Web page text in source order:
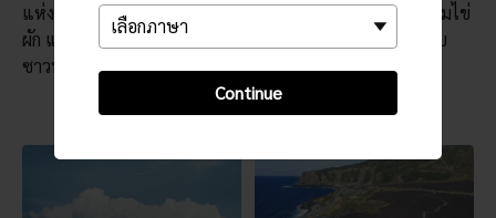
Continue
แห่งนี้เป็นปล่องภูเขาไฟที่ยกตัวสูงเหนือทะเล คุณสามารถต้มไข่
ผัก และอาหารอื่นๆ เหนือไอของภูเขาไปที่พุ่งออกมา หรืออบ
ซาวน่าในห้องอบที่ใช้พลังความร้อนจากใต้ดิน